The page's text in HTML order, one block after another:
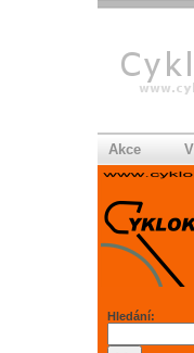
Akce
Hledání: